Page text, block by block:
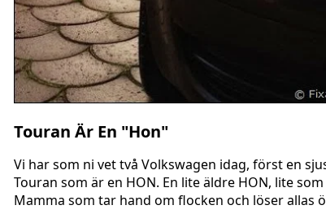
Touran Är En "Hon"
Vi har som ni vet två Volkswagen idag, först en
Touran som är en HON. En lite äldre HON, lite som
Mamma som tar hand om flocken och löser allas